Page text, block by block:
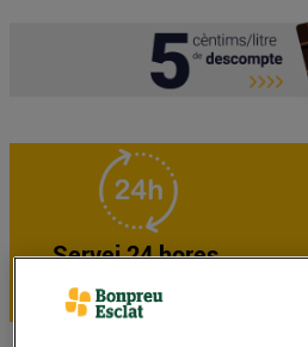
Servei 24 hores,
365 dies l'any